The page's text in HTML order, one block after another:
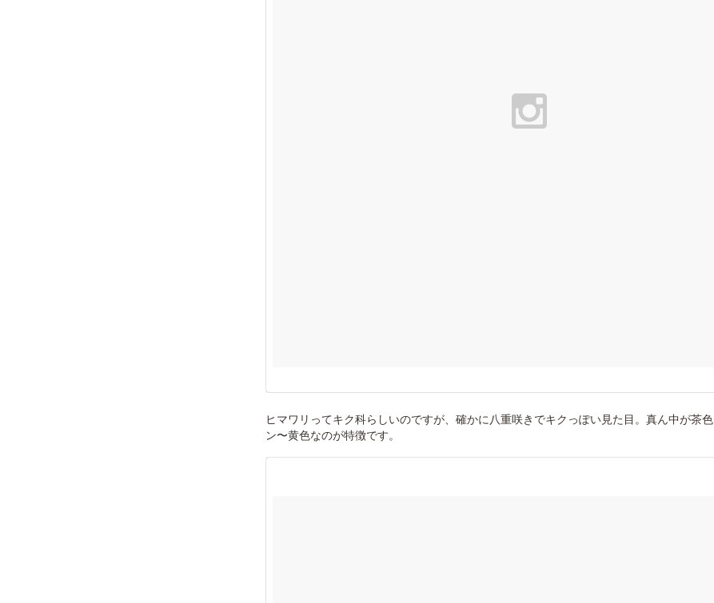
ヒマワリってキク科らしいのですが、確かに八重咲きでキクっぽい見た目。真ん中が茶
ン〜黄色なのが特徴です。